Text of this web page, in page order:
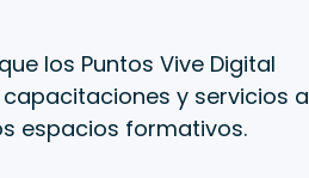
los Puntos Vive Digital
y servicios a
espacios formativos.